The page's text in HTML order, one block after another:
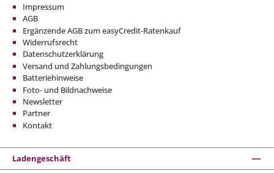
Impressum
AGB
Ergänzende AGB zum easyCredit-Ratenkauf
Widerrufsrecht
Datenschutzerklärung
Versand und Zahlungsbedingungen
Batteriehinweise
Foto- und Bildnachweise
Newsletter
Partner
Kontakt
Ladengeschäft